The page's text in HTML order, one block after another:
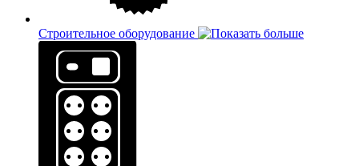
Строительное оборудование